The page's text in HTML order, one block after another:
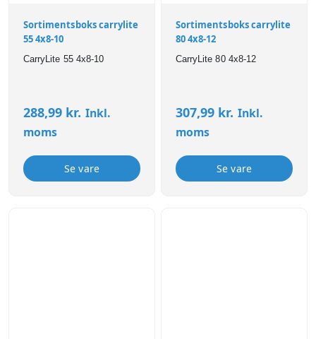
Sortimentsboks carrylite
55 4x8-10
CarryLite 55 4x8-10
288,99 kr. Inkl.
moms
Se vare
Sortimentsboks carrylite
80 4x8-12
CarryLite 80 4x8-12
307,99 kr. Inkl.
moms
Se vare